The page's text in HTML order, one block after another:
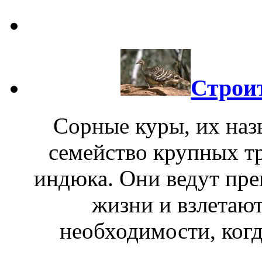
Сорные куры, их
семейство крупных
индюка. Они ведут
жизни и
необходимости,